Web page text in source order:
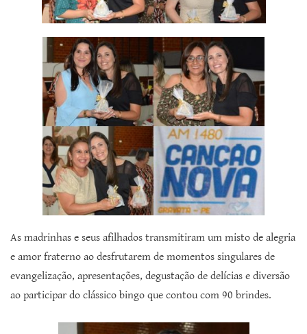
As madrinhas e seus afilhados transmitiram um misto de alegria
e amor fraterno ao desfrutarem de momentos singulares de
evangelização, apresentações, degustação de delícias e diversão
ao participar do clássico bingo que contou com 90 brindes.